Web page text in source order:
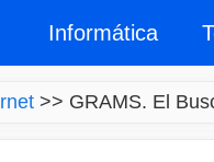
Informática
>> GRAMS. El